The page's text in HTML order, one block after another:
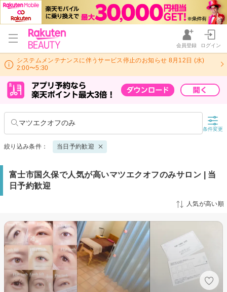
会員登録 ログイン
システムメンテナンスに伴うサービス停止のお知らせ 8月12日 (水)
2:00〜5:30
マツエクオフのみ
条件変更
絞り込み条件： 当日予約歓迎
富士市国久保で人気が高いマツエクオフのみサロン | 当
日予約歓迎
人気が高い順